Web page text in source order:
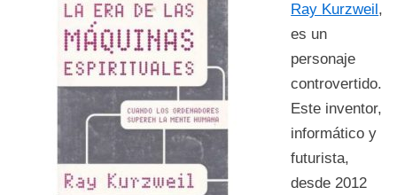
Ray Kurzweil,
es un
personaje
controvertido.
Este inventor,
informático y
futurista,
desde 2012